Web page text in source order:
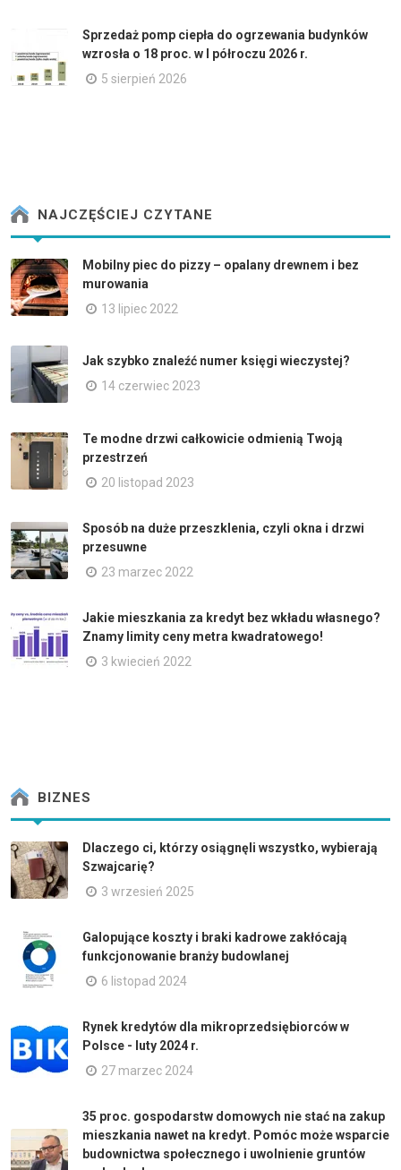
Sprzedaż pomp ciepła do ogrzewania budynków
wzrosła o 18 proc. w I półroczu 2026 r.
5 sierpień 2026
NAJCZĘŚCIEJ CZYTANE
Mobilny piec do pizzy – opalany drewnem i bez
murowania
13 lipiec 2022
Jak szybko znaleźć numer księgi wieczystej?
14 czerwiec 2023
Te modne drzwi całkowicie odmienią Twoją
przestrzeń
20 listopad 2023
Sposób na duże przeszklenia, czyli okna i drzwi
przesuwne
23 marzec 2022
Jakie mieszkania za kredyt bez wkładu własnego?
Znamy limity ceny metra kwadratowego!
3 kwiecień 2022
BIZNES
Dlaczego ci, którzy osiągnęli wszystko, wybierają
Szwajcarię?
3 wrzesień 2025
Galopujące koszty i braki kadrowe zakłócają
funkcjonowanie branży budowlanej
6 listopad 2024
Rynek kredytów dla mikroprzedsiębiorców w
Polsce - luty 2024 r.
27 marzec 2024
35 proc. gospodarstw domowych nie stać na zakup
mieszkania nawet na kredyt. Pomóc może wsparcie
budownictwa społecznego i uwolnienie gruntów